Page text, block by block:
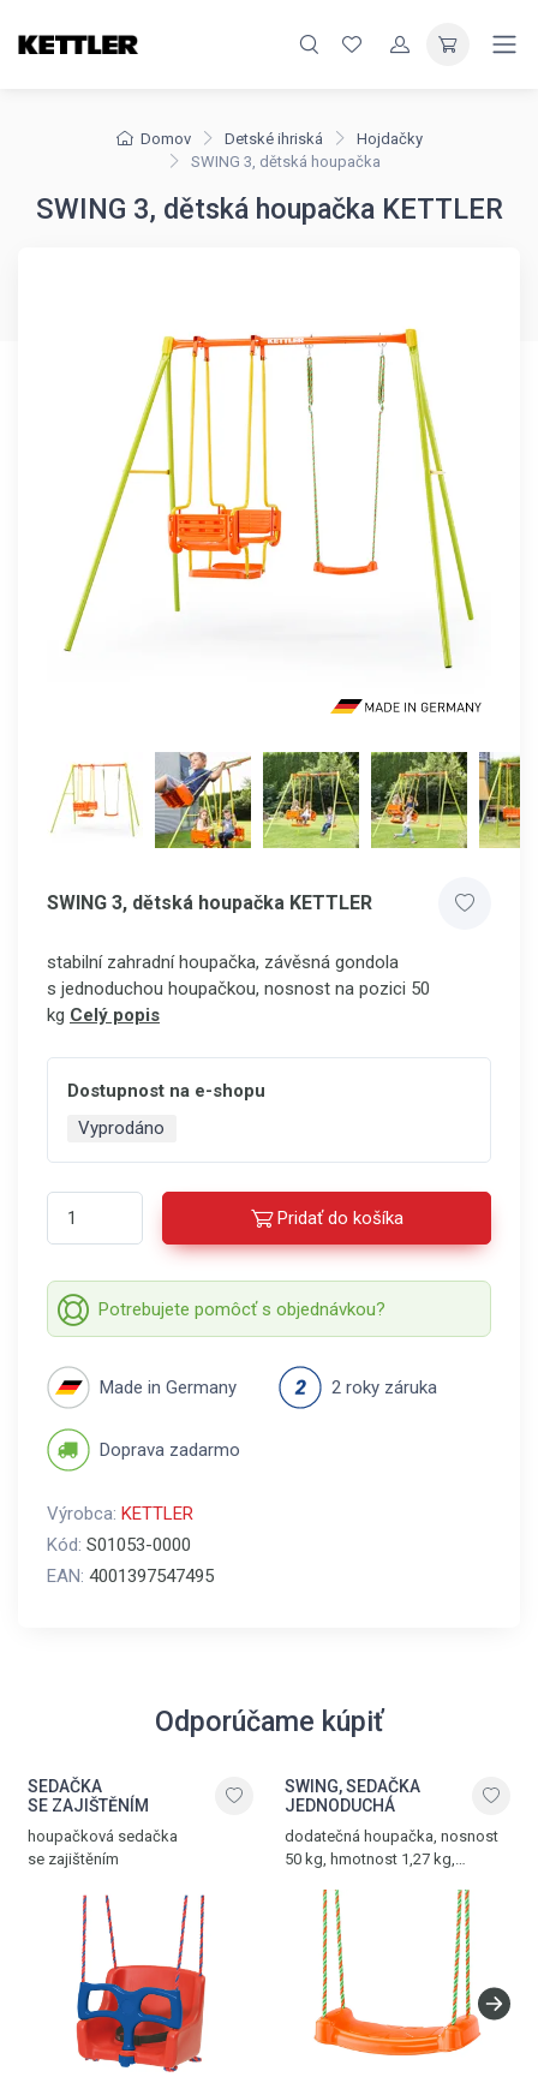
Domov Detské ihriská
Hojdačky
SWING 3, dětská houpačka
SWING 3, dětská houpačka KETTLER
SWING 3, dětská houpačka KETTLER
stabilní zahradní houpačka, závěsná gondola
s jednoduchou houpačkou, nosnost na pozici 50
kg Celý popis
Dostupnost na e-shopu
Vyprodáno
Pridať do košíka
Potrebujete pomôcť s objednávkou?
Made in Germany 2 roky záruka
Doprava zadarmo
Výrobca: KETTLER
Kód: S01053-0000
EAN: 4001397547495
Odporúčame kúpiť
SEDAČKA
SE ZAJIŠTĚNÍM
houpačková sedačka
se zajištěním
SWING, SEDAČKA
JEDNODUCHÁ
dodatečná houpačka, nosnost
50 kg, hmotnost 1,27 kg,